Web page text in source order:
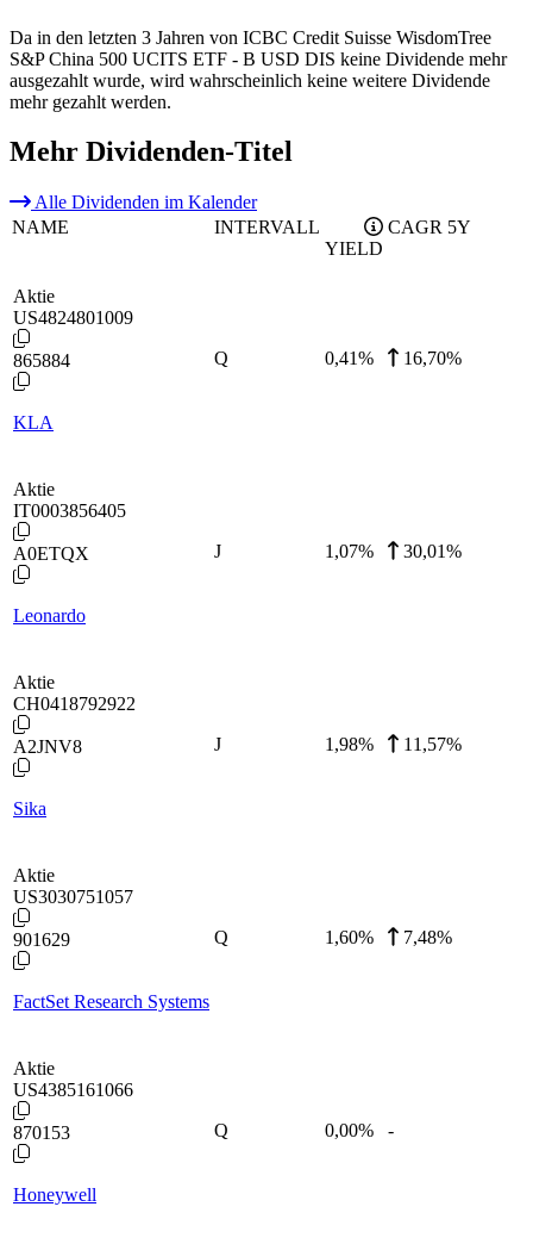
Da in den letzten 3 Jahren von ICBC Credit Suisse WisdomTree
S&P China 500 UCITS ETF - B USD DIS keine Dividende mehr
ausgezahlt wurde, wird wahrscheinlich keine weitere Dividende
mehr gezahlt werden.
Mehr Dividenden-Titel
Alle Dividenden im Kalender
NAME
INTERVALL
YIELD
CAGR 5Y
Aktie
US4824801009
865884
KLA
Q 0,41% 16,70%
Aktie
IT0003856405
A0ETQX
Leonardo
J 1,07% 30,01%
Aktie
CH0418792922
A2JNV8
Sika
J 1,98% 11,57%
Aktie
US3030751057
901629
FactSet Research Systems
Q 1,60% 7,48%
Aktie
US4385161066
870153
Honeywell
Q 0,00% -